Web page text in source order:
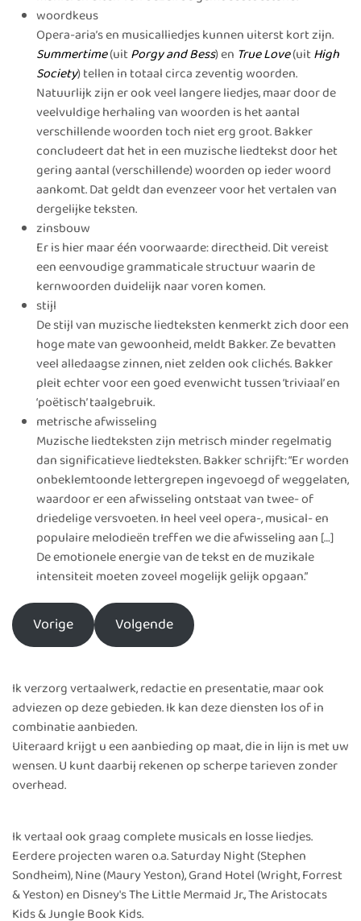
woordkeus
Opera-aria’s en musicalliedjes kunnen uiterst kort zijn.
Summertime(uitPorgy and Bess) en True Love(uitHigh
Society) tellen in totaal circa zeventig woorden.
Natuurlijk zijn er ook veel langere liedjes, maar door de
veelvuldige herhaling van woorden is het aantal
verschillende woorden toch niet erg groot. Bakker
concludeert dat het in een muzische liedtekst door het
gering aantal (verschillende) woorden op ieder woord
aankomt. Dat geldt dan evenzeer voor het vertalen van
dergelijke teksten.
zinsbouw
Er is hier maar één voorwaarde: directheid. Dit vereist
een eenvoudige grammaticale structuur waarin de
kernwoorden duidelijk naar voren komen.
stijl
De stijl van muzische liedteksten kenmerkt zich door een
hoge mate van gewoonheid, meldt Bakker. Ze bevatten
veel alledaagse zinnen, niet zelden ook clichés. Bakker
pleit echter voor een goed evenwicht tussen ‘triviaal’ en
‘poëtisch’ taalgebruik.
metrische afwisseling
Muzische liedteksten zijn metrisch minder regelmatig
dan significatieve liedteksten. Bakker schrijft: “Er worden
onbeklemtoonde lettergrepen ingevoegd of weggelaten,
waardoor er een afwisseling ontstaat van twee- of
driedelige versvoeten. In heel veel opera-, musical- en
populaire melodieën treffen we die afwisseling aan […]
De emotionele energie van de tekst en de muzikale
intensiteit moeten zoveel mogelijk gelijk opgaan.”
Vorige Volgende
Ik verzorg vertaalwerk, redactie en presentatie, maar ook
adviezen op deze gebieden. Ik kan deze diensten los of in
combinatie aanbieden.
Uiteraard krijgt u een aanbieding op maat, die in lijn is met uw
wensen. U kunt daarbij rekenen op scherpe tarieven zonder
overhead.
Ik vertaal ook graag complete musicals en losse liedjes.
Eerdere projecten waren o.a. Saturday Night (Stephen
Sondheim), Nine (Maury Yeston), Grand Hotel (Wright, Forrest
& Yeston) en Disney's The Little Mermaid Jr., The Aristocats
Kids & Jungle Book Kids.